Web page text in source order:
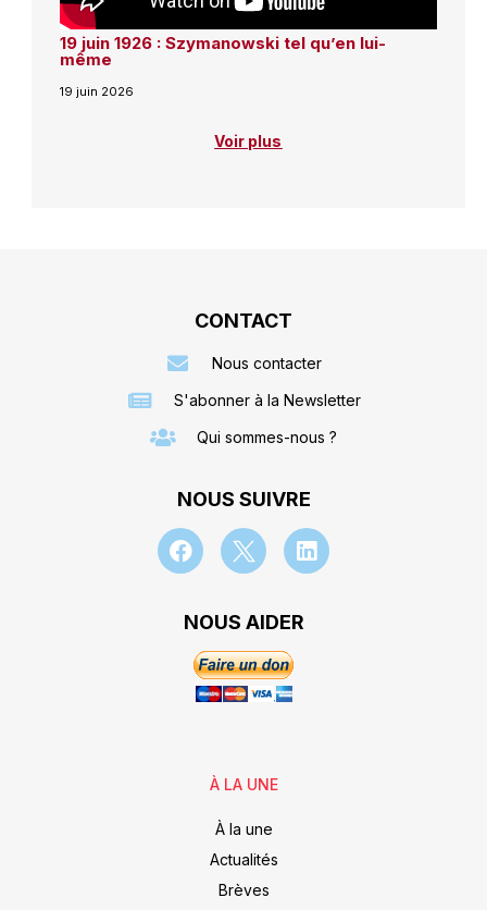
19 juin 1926 : Szymanowski tel qu’en lui-
même
19 juin 2026
Voir plus
CONTACT
Nous contacter
S'abonner à la Newsletter
Qui sommes-nous ?
NOUS SUIVRE
NOUS AIDER
À LA UNE
À la une
Actualités
Brèves